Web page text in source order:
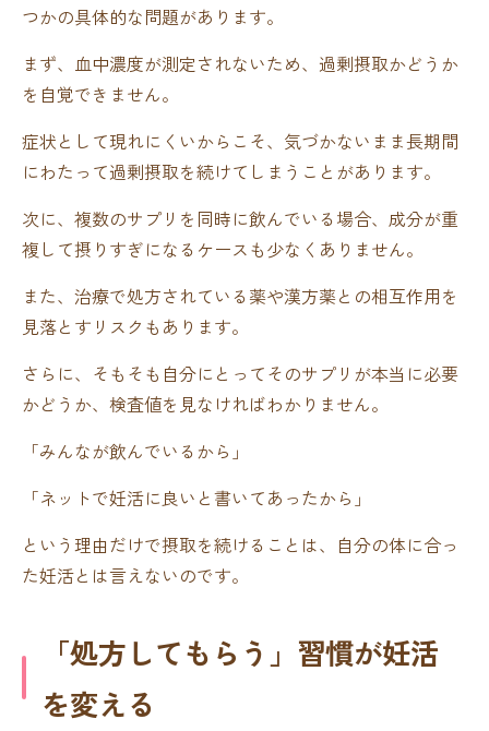
つかの具体的な問題があります。
まず、血中濃度が測定されないため、過剰摂取かどうか
を自覚できません。
症状として現れにくいからこそ、気づかないまま長期間
にわたって過剰摂取を続けてしまうことがあります。
次に、複数のサプリを同時に飲んでいる場合、成分が重
複して摂りすぎになるケースも少なくありません。
また、治療で処方されている薬や漢方薬との相互作用を
見落とすリスクもあります。
さらに、そもそも自分にとってそのサプリが本当に必要
かどうか、検査値を見なければわかりません。
「みんなが飲んでいるから」
「ネットで妊活に良いと書いてあったから」
という理由だけで摂取を続けることは、自分の体に合っ
た妊活とは言えないのです。
「処方してもらう」習慣が妊活
を変える